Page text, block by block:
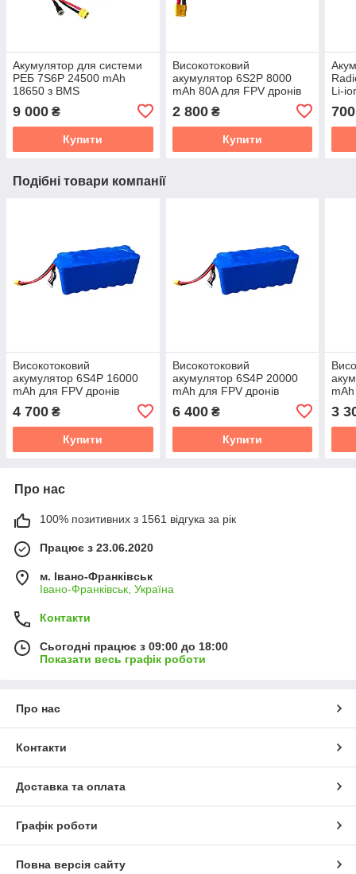
Акумулятор для системи
РЕБ 7S6P 24500 mAh
18650 з BMS
9 000 ₴
Купити
Високотоковий
акумулятор 6S2P 8000
mAh 80A для FPV дронів
2 800₴
Купити
Li-
700
Подібні товари компанії
Високотоковий
акумулятор 6S4P 16000
mAh для FPV дронів
4 700 ₴
Купити
Високотоковий
акумулятор 6S4P 20000
mAh для FPV дронів
6 400₴
Купити
3
Про нас
100% позитивних з 1561 відгука за рік
Працює з 23.06.2020
м. Івано-Франківськ
Івано-Франківськ, Україна
Контакти
Сьогодні працює з 09:00 до 18:00
Показати весь графік роботи
Про нас
Контакти
Доставка та оплата
Графік роботи
Повна версія сайту